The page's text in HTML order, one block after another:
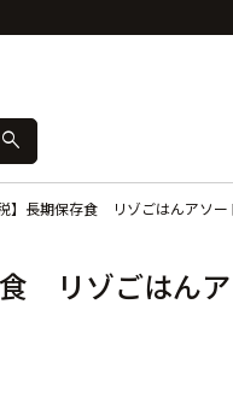
search
長期保存食 リゾごはんアソ
リゾごはん